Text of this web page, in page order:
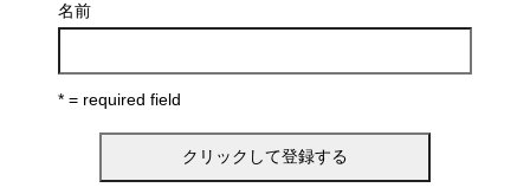
名前
* = required field